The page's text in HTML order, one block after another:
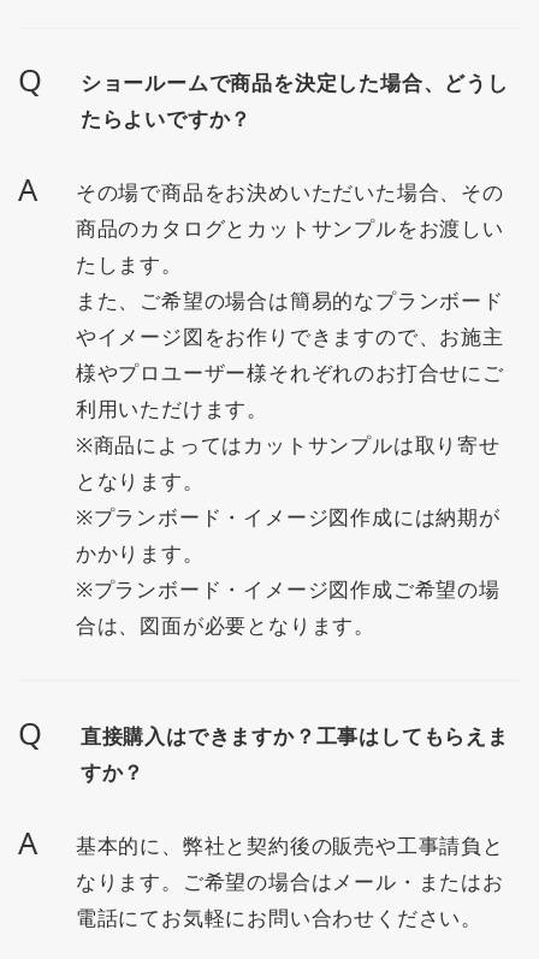
Q
ショールームで商品を決定した場合、どうし
たらよいですか？
A
その場で商品をお決めいただいた場合、その
商品のカタログとカットサンプルをお渡しい
たします。
また、ご希望の場合は簡易的なプランボード
やイメージ図をお作りできますので、お施主
様やプロユーザー様それぞれのお打合せにご
利用いただけます。
※商品によってはカットサンプルは取り寄せ
となります。
※プランボード・イメージ図作成には納期が
かかります。
※プランボード・イメージ図作成ご希望の場
合は、図面が必要となります。
Q
直接購入はできますか？工事はしてもらえま
すか？
A
基本的に、弊社と契約後の販売や工事請負と
なります。ご希望の場合はメール・またはお
電話にてお気軽にお問い合わせください。